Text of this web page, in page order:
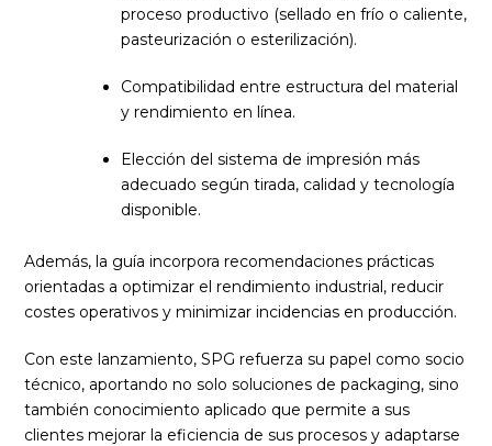
proceso productivo (sellado en frío o caliente,
pasteurización o esterilización).
Compatibilidad entre estructura del material
y rendimiento en línea.
Elección del sistema de impresión más
adecuado según tirada, calidad y tecnología
disponible.
Además, la guía incorpora recomendaciones prácticas
orientadas a optimizar el rendimiento industrial, reducir
costes operativos y minimizar incidencias en producción.
Con este lanzamiento, SPG refuerza su papel como socio
técnico, aportando no solo soluciones de packaging, sino
también conocimiento aplicado que permite a sus
clientes mejorar la eficiencia de sus procesos y adaptarse